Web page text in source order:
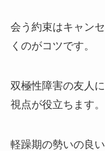
会う約束はキャン
くのがコツです。
双極性障害の友人
視点が役立ちます。
軽躁期の勢いの良